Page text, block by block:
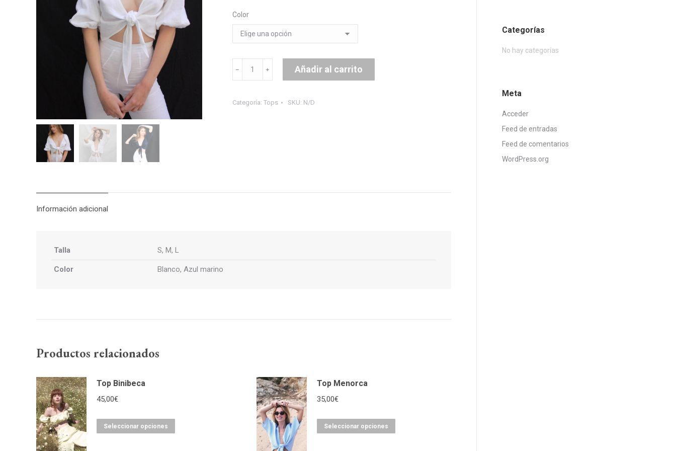
Color
Menorquina
Añadir al carrito
Categoría: Tops SKU: N/D
Información adicional
Talla S, M, L
Color Blanco, Azul marino
Productos relacionados
Top Binibeca
45,00€
Seleccionar opciones
Top Menorca
35,00€
Seleccionar opciones
Categorías
No hay categorías
Meta
Acceder
Feed de entradas
Feed de comentarios
WordPress.org